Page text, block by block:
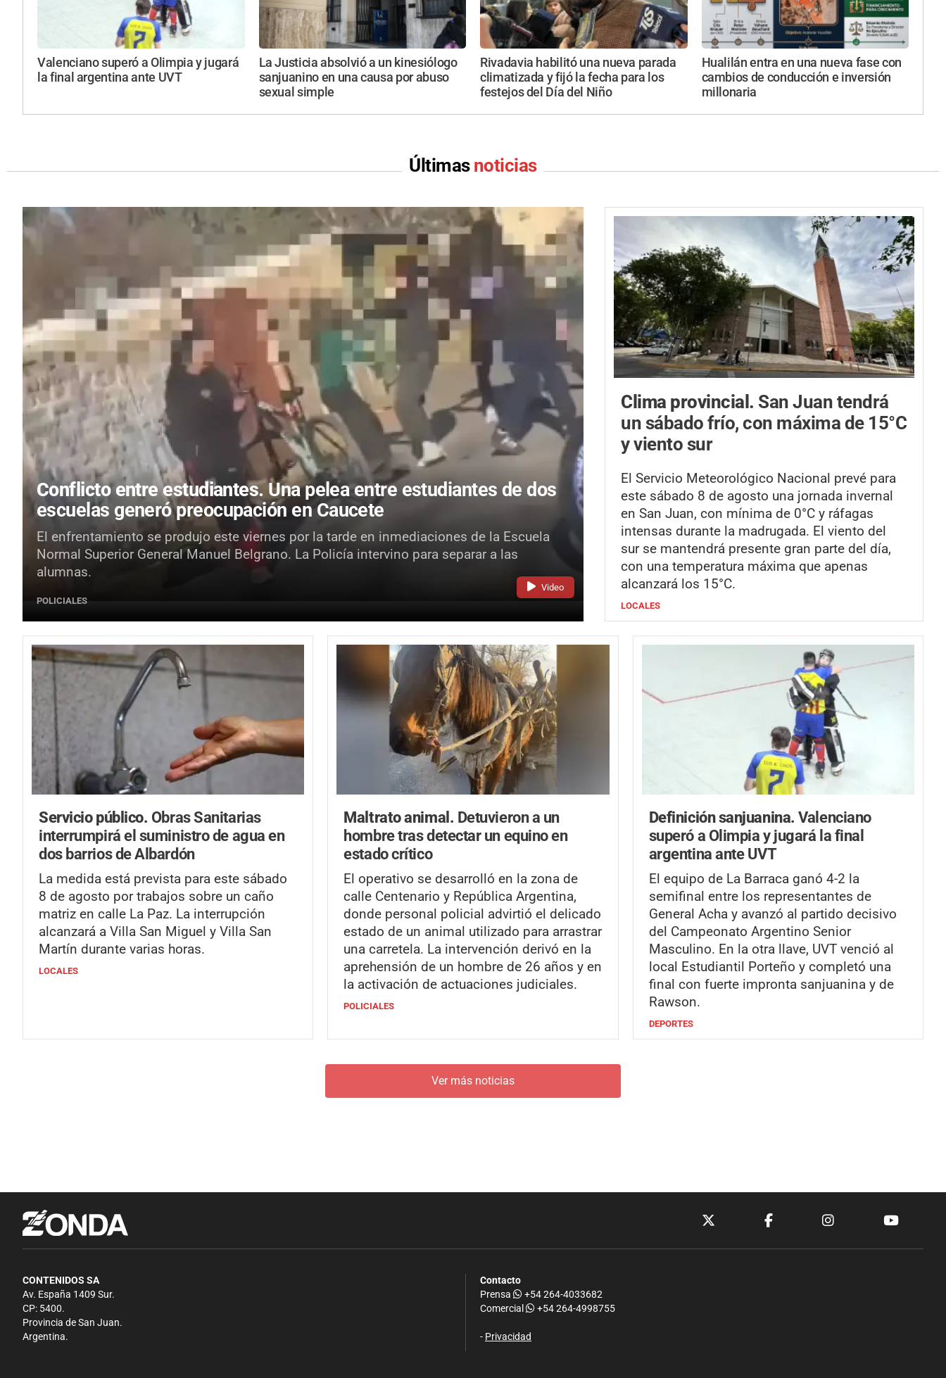
Valenciano superó a Olimpia y jugará
la final argentina ante UVT
La Justicia absolvió a un kinesiólogo
sanjuanino en una causa por abuso
sexual simple
Rivadavia habilitó una nueva parada
climatizada y fijó la fecha para los
festejos del Día del Niño
Hualilán entra en una nueva fase con
cambios de conducción e inversión
millonaria
Últimas noticias
Video
Conflicto entre estudiantes.Una pelea entre estudiantes de dos
escuelas generó preocupación en Caucete
El enfrentamiento se produjo este viernes por la tarde en inmediaciones de la Escuela
Normal Superior General Manuel Belgrano. La Policía intervino para separar a las
alumnas.
POLICIALES
Clima provincial. San Juan tendrá
un sábado frío, con máxima de 15°C
y viento sur
El Servicio Meteorológico Nacional prevé para
este sábado 8 de agosto una jornada invernal
en San Juan, con mínima de 0°C y ráfagas
intensas durante la madrugada. El viento del
sur se mantendrá presente gran parte del día,
con una temperatura máxima que apenas
alcanzará los 15°C.
LOCALES
Servicio público. Obras Sanitarias
interrumpirá el suministro de agua en
dos barrios de Albardón
La medida está prevista para este sábado
8 de agosto por trabajos sobre un caño
matriz en calle La Paz. La interrupción
alcanzará a Villa San Miguel y Villa San
Martín durante varias horas.
LOCALES
Maltrato animal. Detuvieron a un
hombre tras detectar un equino en
estado crítico
El operativo se desarrolló en la zona de
calle Centenario y República Argentina,
donde personal policial advirtió el delicado
estado de un animal utilizado para arrastrar
una carretela. La intervención derivó en la
aprehensión de un hombre de 26 años y en
la activación de actuaciones judiciales.
POLICIALES
Definición sanjuanina.Valenciano
superó a Olimpia y jugará la final
argentina ante UVT
El equipo de La Barraca ganó 4-2 la
semifinal entre los representantes de
General Acha y avanzó al partido decisivo
del Campeonato Argentino Senior
Masculino. En la otra llave, UVT venció al
local Estudiantil Porteño y completó una
final con fuerte impronta sanjuanina y de
Rawson.
DEPORTES
Ver más noticias
CONTENIDOS SA
Av. España 1409 Sur.
CP: 5400.
Provincia de San Juan.
Argentina.
Contacto
Prensa
+54 264-4033682
Comercial
+54 264-4998755
- Privacidad